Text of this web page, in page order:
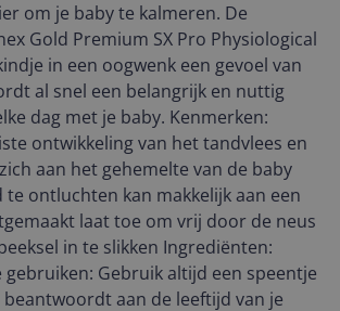
om je baby te kalmeren. De
Gold Premium SX Pro Physiological
in een oogwenk een gevoel van
al snel een belangrijk en nuttig
dag met je baby. Kenmerken:
ontwikkeling van het tandvlees en
aan het gehemelte van de baby
te ontluchten kan makkelijk aan een
laat toe om vrij door de neus
in te slikken Ingrediënten:
gebruiken: Gebruik altijd een speentje
aan de leeftijd van je